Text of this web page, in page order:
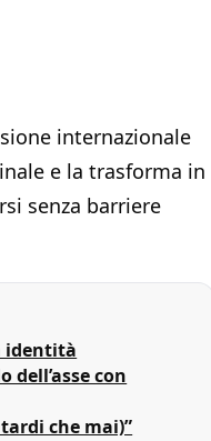
internazionale
e la trasforma in
senza barriere
identità
dell’asse con
che mai)”